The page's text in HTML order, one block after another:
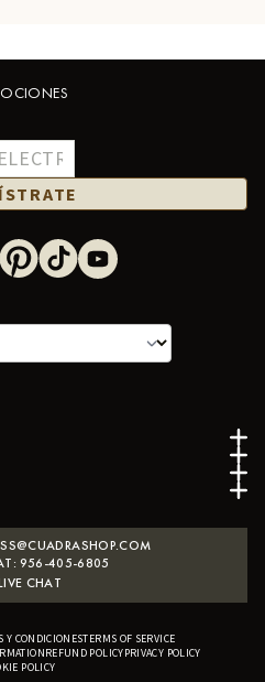
956-405-6805
CHAT
Y CONDICIONESTERMS OF SERVICE
REFUND POLICYPRIVACY POLICY
POLICY
SHOPIFY APP